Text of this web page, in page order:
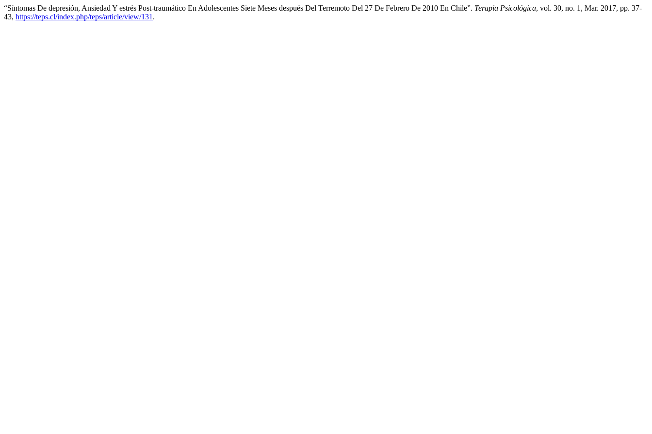
“Síntomas De depresión, Ansiedad Y estrés Post-traumático En Adolescentes Siete Meses después Del Terremoto Del 27 De Febrero De 2010 En Chile”. Terapia Psicológica, vol. 30, no. 1, Mar. 2017, pp. 37-
43, https://teps.cl/index.php/teps/article/view/131 .